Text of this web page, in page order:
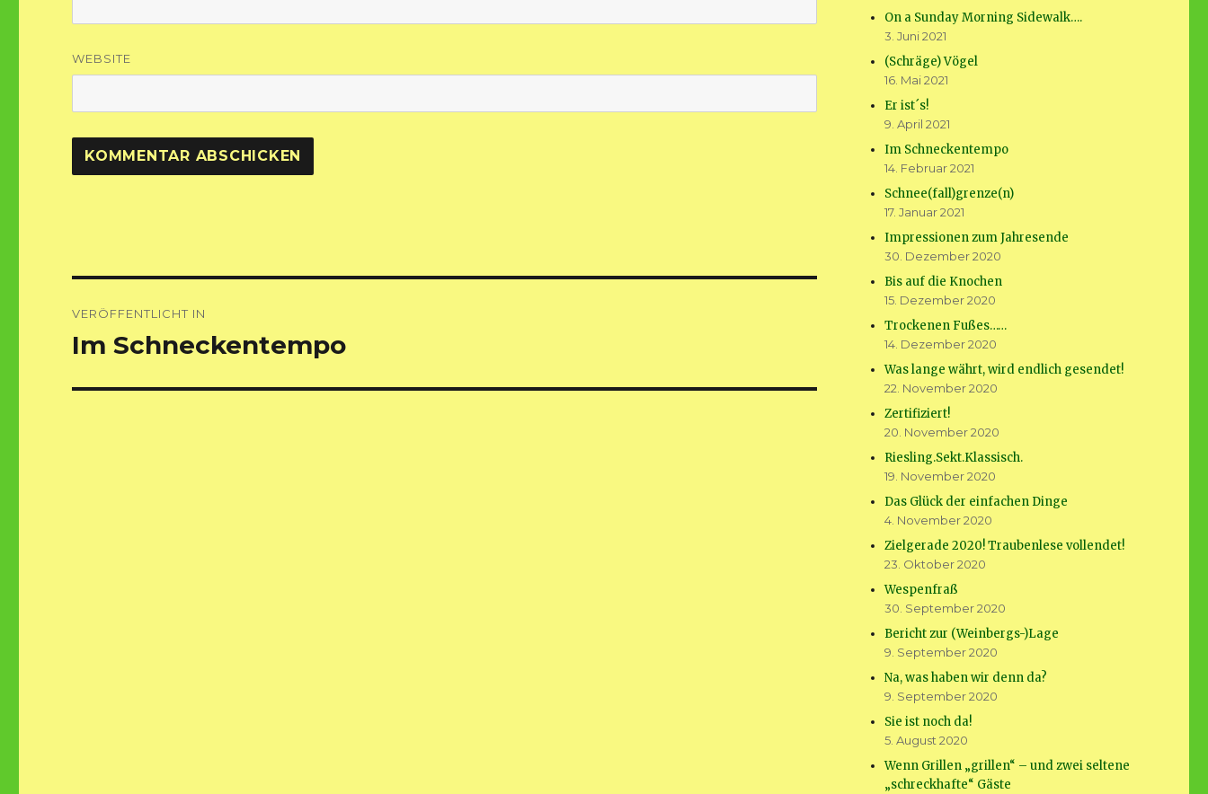
WEBSITE
VERÖFFENTLICHT IN
Im Schneckentempo
On a Sunday Morning Sidewalk….
3. Juni 2021
(Schräge) Vögel
16. Mai 2021
Er ist´s!
9. April 2021
Im Schneckentempo
14. Februar 2021
Schnee(fall)grenze(n)
17. Januar 2021
Impressionen zum Jahresende
30. Dezember 2020
Bis auf die Knochen
15. Dezember 2020
Trockenen Fußes……
14. Dezember 2020
Was lange währt, wird endlich gesendet!
22. November 2020
Zertifiziert!
20. November 2020
Riesling.Sekt.Klassisch.
19. November 2020
Das Glück der einfachen Dinge
4. November 2020
Zielgerade 2020! Traubenlese vollendet!
23. Oktober 2020
Wespenfraß
30. September 2020
Bericht zur (Weinbergs-)Lage
9. September 2020
Na, was haben wir denn da?
9. September 2020
Sie ist noch da!
5. August 2020
Wenn Grillen „grillen“ – und zwei seltene
„schreckhafte“ Gäste